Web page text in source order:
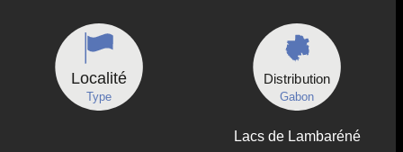
Localité
Type
Distribution
Gabon
Lacs de Lambaréné